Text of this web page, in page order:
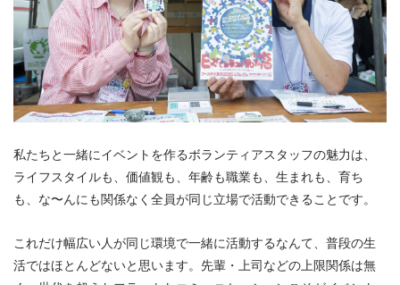
私たちと一緒にイベントを作るボランティアスタッフの魅力は、
ライフスタイルも、価値観も、年齢も職業も、生まれも、育ち
も、な〜んにも関係なく全員が同じ立場で活動できることです。
これだけ幅広い人が同じ環境で一緒に活動するなんて、普段の生
活ではほとんどないと思います。先輩・上司などの上限関係は無